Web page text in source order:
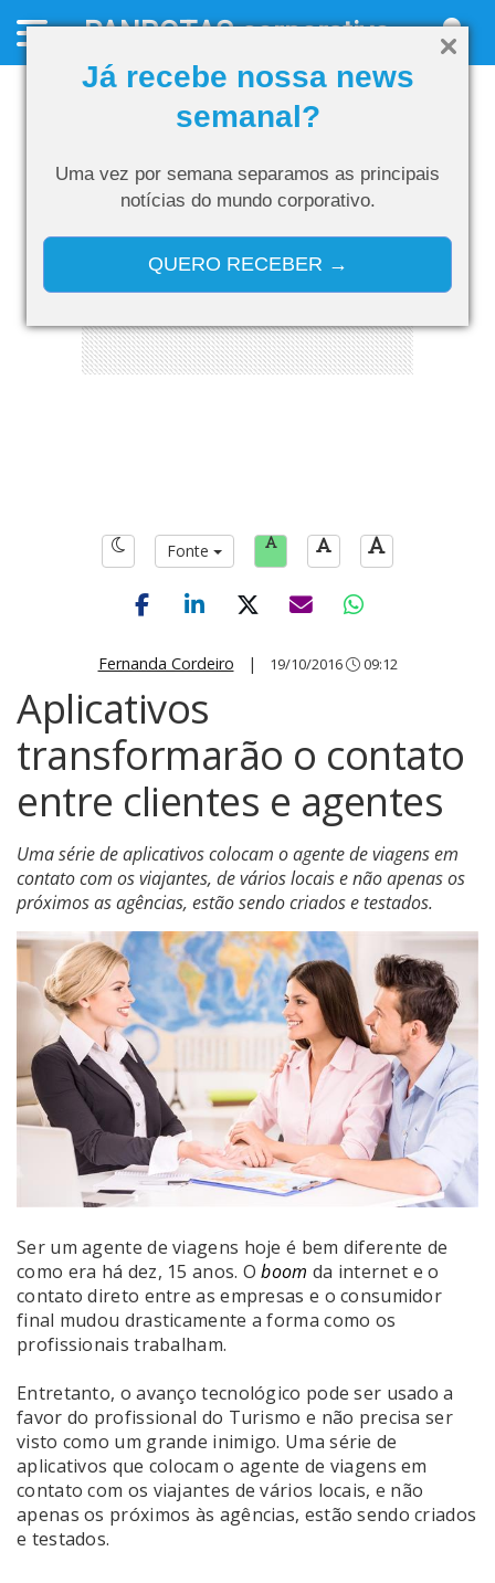
Já recebe nossa news
semanal?
Uma vez por semana separamos as principais
notícias do mundo corporativo.
QUERO RECEBER →
PANROTAScorporativo
Fonte
Fernanda Cordeiro | 19/10/2016 09:12
Aplicativos
transformarão o contato
entre clientes e agentes
Uma série de aplicativos colocam o agente de viagens em
contato com os viajantes, de vários locais e não apenas os
próximos as agências, estão sendo criados e testados.
Ser um agente de viagens hoje é bem diferente de
como era há dez, 15 anos. Oboom da internet e o
contato direto entre as empresas e o consumidor
final mudou drasticamente a forma como os
profissionais trabalham.
Entretanto, o avanço tecnológico pode ser usado a
favor do profissional do Turismo e não precisa ser
visto como um grande inimigo. Uma série de
aplicativos que colocam o agente de viagens em
contato com os viajantes de vários locais, e não
apenas os próximos às agências, estão sendo criados
e testados.